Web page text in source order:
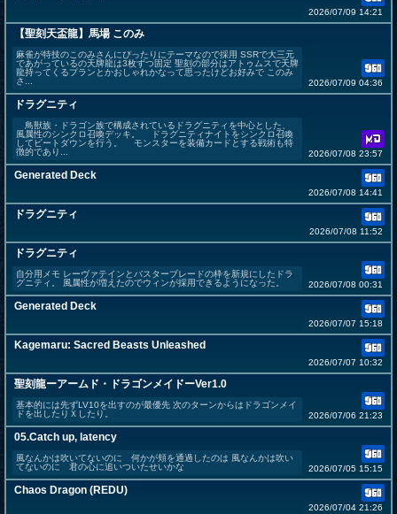
2026/07/09 14:21
【聖刻天盃龍】馬場 このみ
麻雀が特技のこのみさんにぴったりにテーマなので採用 SSRで大三元
であがっているの天牌龍は3枚ずつ固定 聖刻の部分はアトゥムスで天牌
龍持ってくるプランとかおしゃれかなって思ったけどお好みで このみ
さ...
2026/07/09 04:36
ドラグニティ
鳥獣族・ドラゴン族で構成されているドラグニティを中心とした、
風属性のシンクロ召喚デッキ。 ドラグニティナイトをシンクロ召喚
してビートダウンを行う。 モンスターを装備カードとする戦術も特
徴的であり...
2026/07/08 23:57
Generated Deck
2026/07/08 14:41
ドラグニティ
2026/07/08 11:52
ドラグニティ
自分用メモ レーヴァテインとバスターブレードの枠を新規にしたドラ
グニティ。 風属性が増えたのでウィンが採用できるようになった。
2026/07/08 00:31
Generated Deck
2026/07/07 15:18
Kagemaru: Sacred Beasts Unleashed
2026/07/07 10:32
聖刻龍ーアームド・ドラゴンメイドーVer1.0
基本的には先ずLV10を出すのが最優先 次のターンからはドラゴンメイ
ドを出したりＸしたり。
2026/07/06 21:23
05.Catch up, latency
風なんかは吹いてないのに 何かが頬を通過したのは 風なんかは吹い
てないのに 君の心に追いついたせいかな
2026/07/05 15:15
Chaos Dragon (REDU)
2026/07/04 21:26